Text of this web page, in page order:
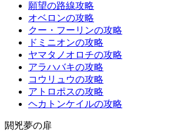
願望の路線攻略
オベロンの攻略
クー・フーリンの攻略
ドミニオンの攻略
ヤマタノオロチの攻略
アラハバキの攻略
コウリュウの攻略
アトロポスの攻略
ヘカトンケイルの攻略
閼兇夢の扉